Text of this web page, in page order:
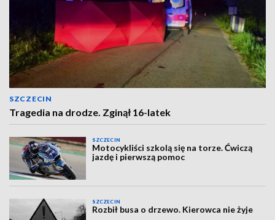
SZCZECIN
Tragedia na drodze. Zginął 16-latek
SZCZECIN
Motocykliści szkolą się na torze. Ćwiczą
jazdę i pierwszą pomoc
SZCZECIN
Rozbił busa o drzewo. Kierowca nie żyje